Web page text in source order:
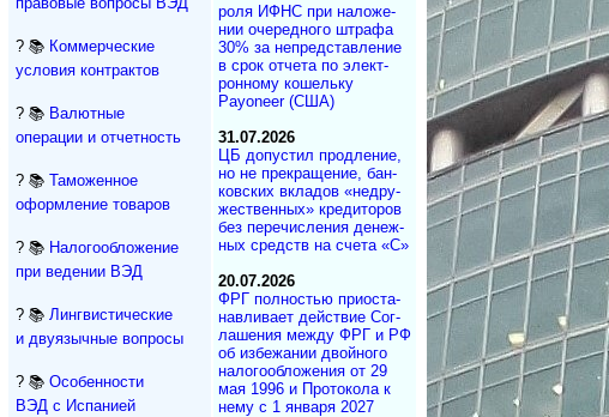
? 📚 Коммерческие
условия контрактов
? 📚 Валютные
операции и отчетность
? 📚 Таможенное
оформление товаров
? 📚 Налогообложение
при ведении ВЭД
? 📚 Лингвистические
и двуязычные вопросы
? 📚 Особенности
ВЭД с Испанией
ро­ля ИФНС при на­ло­же­
нии оче­ре­д­но­го штра­фа
30% за не­пред­с­та­в­ле­ние
в срок от­че­та по эле­к­т­
рон­но­му ко­ше­ль­ку
Payoneer (США)
31.07.2026
ЦБ допустил продле­ние,
но не пре­кра­ще­ние, бан­
ков­ских вкла­дов «не­дру­
же­ст­вен­ных» кре­ди­то­ров
без пе­ре­чис­ле­ния де­не­ж­
ных средств на сче­та «С»
20.07.2026
ФРГ полностью при­ос­та­
на­в­ли­ва­ет дей­ст­вие Со­г­
ла­ше­ния меж­ду ФРГ и РФ
об из­бе­жа­нии двой­но­го
на­ло­го­об­ло­же­ния от 29
мая 1996 и Про­то­ко­ла к
нему с 1 ян­ва­ря 2027